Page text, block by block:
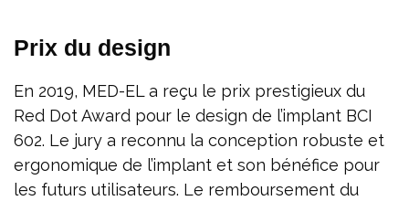
Prix du design
En 2019, MED-EL a reçu le prix prestigieux du
Red Dot Award pour le design de l’implant BCI
602. Le jury a reconnu la conception robuste et
ergonomique de l’implant et son bénéfice pour
les futurs utilisateurs. Le remboursement du